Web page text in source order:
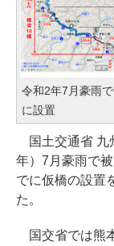
令和2年7月豪雨
に設置
国土交通省 九
年）7月豪雨で
でに仮橋の設置
た。
国交省では熊